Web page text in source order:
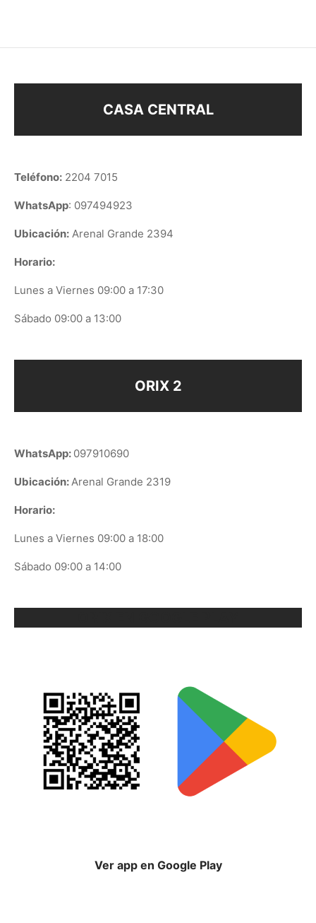
CASA CENTRAL
Teléfono: 2204 7015
WhatsApp: 097494923
Ubicación: Arenal Grande 2394
Horario:
Lunes a Viernes 09:00 a 17:30
Sábado 09:00 a 13:00
ORIX 2
WhatsApp: 097910690
Ubicación:Arenal Grande 2319
Horario:
Lunes a Viernes 09:00 a 18:00
Sábado 09:00 a 14:00
Ver app en Google Play